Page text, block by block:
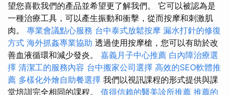
望您喜歡我們的產品並希望更了解我們。 它可以被認為是
一種治療工具，可以產生振動和衝擊，從而按摩和刺激肌
肉。 專業會議點心服務 台中泰式放鬆按摩 漏水打針的修復
方式 海外抓姦專業協助 透過使用按摩槍，您可以有助於改
善血液循環和減少發炎。 嘉義月子中心推薦 白內障治療選
擇 清潔工的服務內容 台中搬家公司選擇 高效的SEO軟體推
薦 多樣化外燴自助餐選擇 我們以視訊課程的形式提供與課
堂培訓完全相同的課程。 值得信賴的醫美診所推薦 推薦的